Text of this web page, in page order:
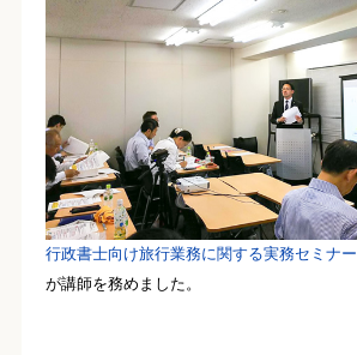
行政書士向け旅行業務に関する実務セミナー
が講師を務めました。